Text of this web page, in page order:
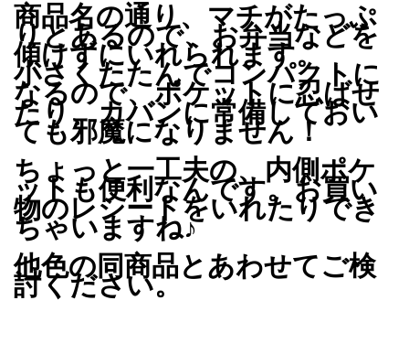
商品名の通り、マチがたっぷ
りとあるので、お弁当などを
傾けずにいれられます。
小さくたたんでコンパクトに
なるので、ポケットに忍ばせ
たり、カバンに常備しておい
ても邪魔になりません！
ちょっと一工夫の、内側ポケ
ットも便利なんです。お買い
物のレシートをいれたりでき
ちゃいますね♪
他色の同商品とあわせてご検
討ください。